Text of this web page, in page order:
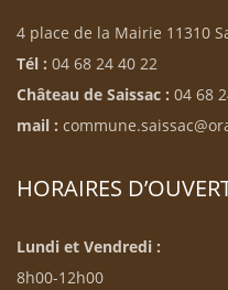
4 place de la Mairie 11310
Tél : 04 68 24 40 22
Château de Saissac : 04 68
mail :
HORAIRES
Lundi et Vendredi :
8h00-12h00